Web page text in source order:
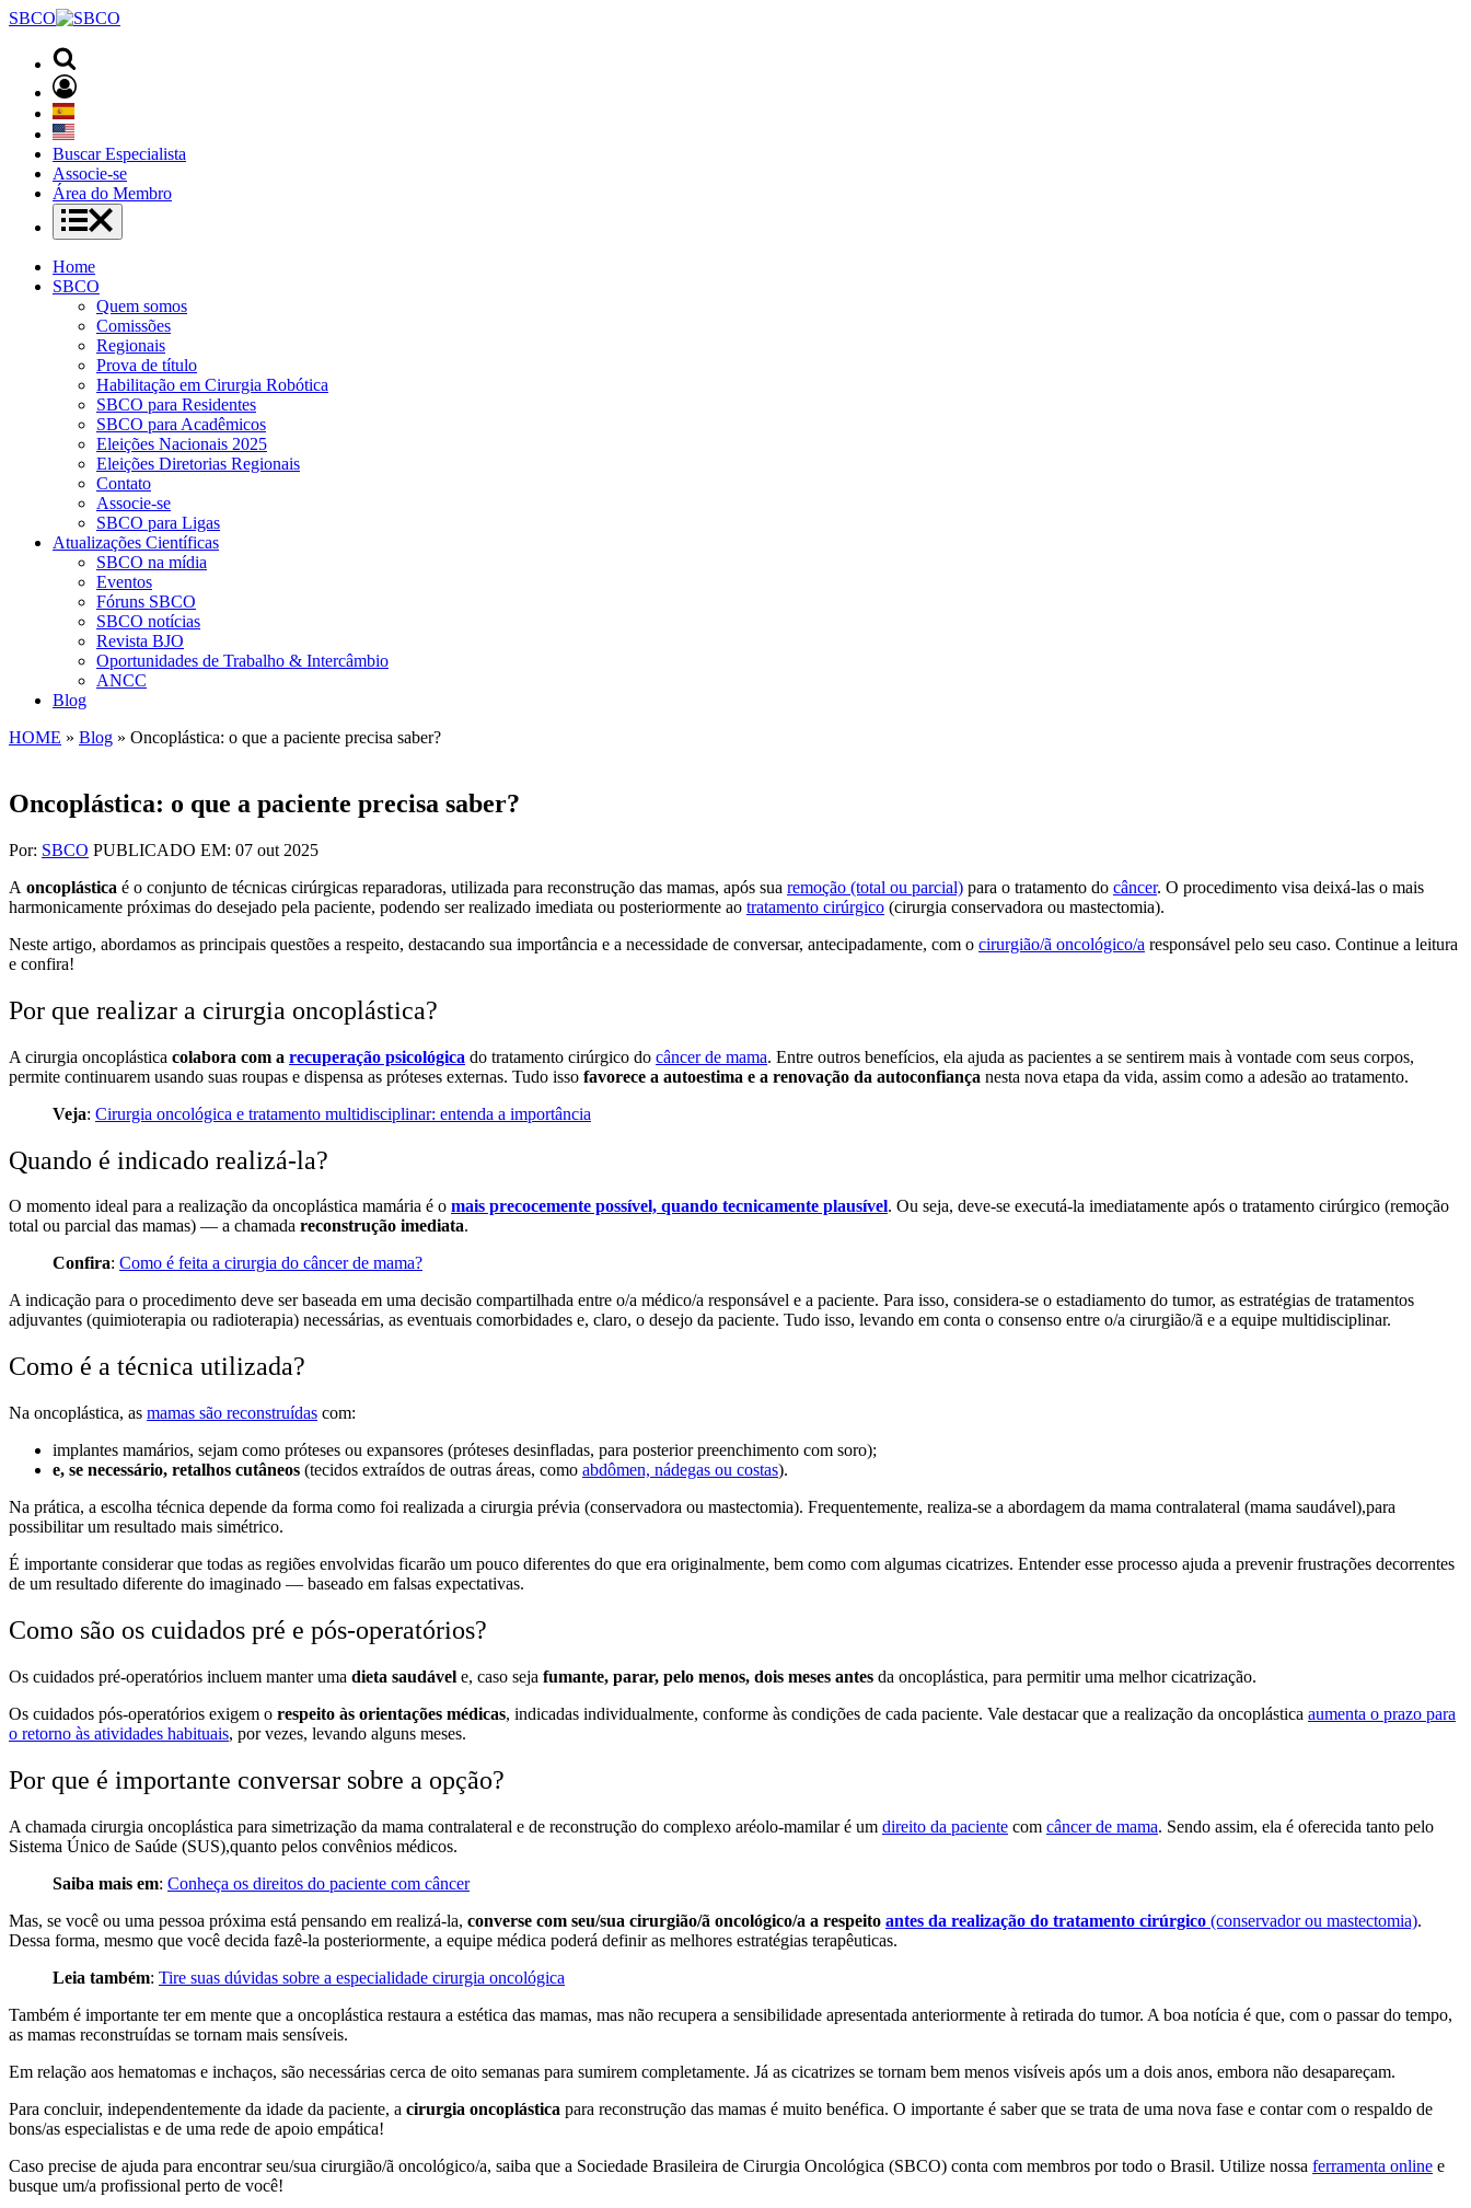
SBCO
Buscar Especialista
Associe-se
Área do Membro
Home
SBCO
Quem somos
Comissões
Regionais
Prova de título
Habilitação em Cirurgia Robótica
SBCO para Residentes
SBCO para Acadêmicos
Eleições Nacionais 2025
Eleições Diretorias Regionais
Contato
Associe-se
SBCO para Ligas
Atualizações Científicas
SBCO na mídia
Eventos
Fóruns SBCO
SBCO notícias
Revista BJO
Oportunidades de Trabalho & Intercâmbio
ANCC
Blog
HOME » Blog » Oncoplástica: o que a paciente precisa saber?
Oncoplástica: o que a paciente precisa saber?
Por: SBCO PUBLICADO EM: 07 out 2025
A oncoplástica é o conjunto de técnicas cirúrgicas reparadoras, utilizada para reconstrução das mamas, após sua remoção (total ou parcial) para o tratamento do câncer. O procedimento visa deixá-las o mais
harmonicamente próximas do desejado pela paciente, podendo ser realizado imediata ou posteriormente ao tratamento cirúrgico (cirurgia conservadora ou mastectomia).
Neste artigo, abordamos as principais questões a respeito, destacando sua importância e a necessidade de conversar, antecipadamente, com o cirurgião/ã oncológico/a responsável pelo seu caso. Continue a leitura
e confira!
Por que realizar a cirurgia oncoplástica?
A cirurgia oncoplástica colabora com a recuperação psicológica do tratamento cirúrgico do câncer de mama. Entre outros benefícios, ela ajuda as pacientes a se sentirem mais à vontade com seus corpos,
permite continuarem usando suas roupas e dispensa as próteses externas. Tudo isso favorece a autoestima e a renovação da autoconfiança nesta nova etapa da vida, assim como a adesão ao tratamento.
Veja: Cirurgia oncológica e tratamento multidisciplinar: entenda a importância
Quando é indicado realizá-la?
O momento ideal para a realização da oncoplástica mamária é o mais precocemente possível, quando tecnicamente plausível. Ou seja, deve-se executá-la imediatamente após o tratamento cirúrgico (remoção
total ou parcial das mamas) — a chamada reconstrução imediata.
Confira: Como é feita a cirurgia do câncer de mama?
A indicação para o procedimento deve ser baseada em uma decisão compartilhada entre o/a médico/a responsável e a paciente. Para isso, considera-se o estadiamento do tumor, as estratégias de tratamentos
adjuvantes (quimioterapia ou radioterapia) necessárias, as eventuais comorbidades e, claro, o desejo da paciente. Tudo isso, levando em conta o consenso entre o/a cirurgião/ã e a equipe multidisciplinar.
Como é a técnica utilizada?
Na oncoplástica, as mamas são reconstruídas com:
implantes mamários, sejam como próteses ou expansores (próteses desinfladas, para posterior preenchimento com soro);
e, se necessário, retalhos cutâneos (tecidos extraídos de outras áreas, como abdômen, nádegas ou costas).
Na prática, a escolha técnica depende da forma como foi realizada a cirurgia prévia (conservadora ou mastectomia). Frequentemente, realiza-se a abordagem da mama contralateral (mama saudável),para
possibilitar um resultado mais simétrico.
É importante considerar que todas as regiões envolvidas ficarão um pouco diferentes do que era originalmente, bem como com algumas cicatrizes. Entender esse processo ajuda a prevenir frustrações decorrentes
de um resultado diferente do imaginado — baseado em falsas expectativas.
Como são os cuidados pré e pós-operatórios?
Os cuidados pré-operatórios incluem manter uma dieta saudável e, caso seja fumante, parar, pelo menos, dois meses antes da oncoplástica, para permitir uma melhor cicatrização.
Os cuidados pós-operatórios exigem o respeito às orientações médicas, indicadas individualmente, conforme às condições de cada paciente. Vale destacar que a realização da oncoplástica aumenta o prazo para
o retorno às atividades habituais, por vezes, levando alguns meses.
Por que é importante conversar sobre a opção?
A chamada cirurgia oncoplástica para simetrização da mama contralateral e de reconstrução do complexo aréolo-mamilar é um direito da paciente com câncer de mama. Sendo assim, ela é oferecida tanto pelo
Sistema Único de Saúde (SUS),quanto pelos convênios médicos.
Saiba mais em: Conheça os direitos do paciente com câncer
Mas, se você ou uma pessoa próxima está pensando em realizá-la, converse com seu/sua cirurgião/ã oncológico/a a respeito antes da realização do tratamento cirúrgico (conservador ou mastectomia).
Dessa forma, mesmo que você decida fazê-la posteriormente, a equipe médica poderá definir as melhores estratégias terapêuticas.
Leia também: Tire suas dúvidas sobre a especialidade cirurgia oncológica
Também é importante ter em mente que a oncoplástica restaura a estética das mamas, mas não recupera a sensibilidade apresentada anteriormente à retirada do tumor. A boa notícia é que, com o passar do tempo,
as mamas reconstruídas se tornam mais sensíveis.
Em relação aos hematomas e inchaços, são necessárias cerca de oito semanas para sumirem completamente. Já as cicatrizes se tornam bem menos visíveis após um a dois anos, embora não desapareçam.
Para concluir, independentemente da idade da paciente, a cirurgia oncoplástica para reconstrução das mamas é muito benéfica. O importante é saber que se trata de uma nova fase e contar com o respaldo de
bons/as especialistas e de uma rede de apoio empática!
Caso precise de ajuda para encontrar seu/sua cirurgião/ã oncológico/a, saiba que a Sociedade Brasileira de Cirurgia Oncológica (SBCO) conta com membros por todo o Brasil. Utilize nossa ferramenta online e
busque um/a profissional perto de você!